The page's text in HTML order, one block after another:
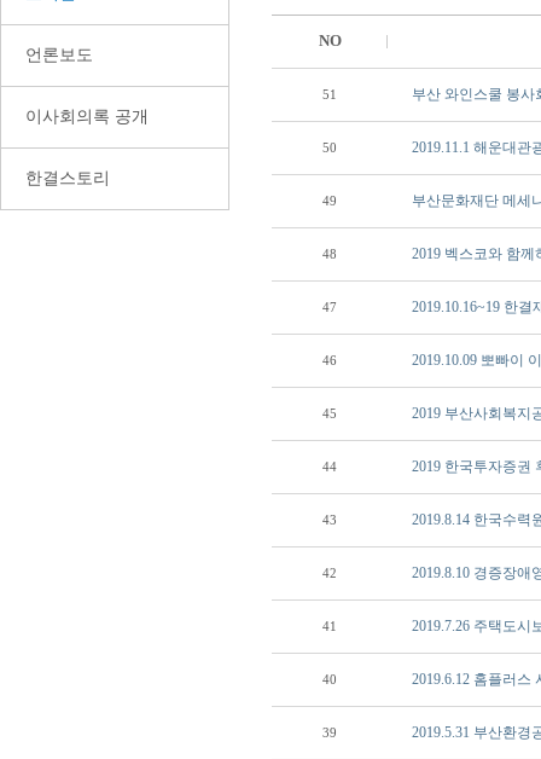
언론보도
이사회의록 공개
한결스토리
NO
51 부산 와인스쿨 봉사
50 2019.11.1 해운대
49 부산문화재단 메세
48 2019 벡스코와 함
47 2019.10.16~19 한
46 2019.10.09 뽀빠이
45 2019 부산사회복
44 2019 한국투자증권
43 2019.8.14 한국수
42 2019.8.10 경증장
41 2019.7.26 주택도
40 2019.6.12 홈플러스
39 2019.5.31 부산환경